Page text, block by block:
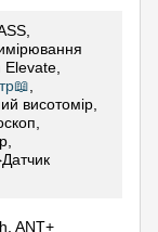
Elevate,
висотомір,
ANT+